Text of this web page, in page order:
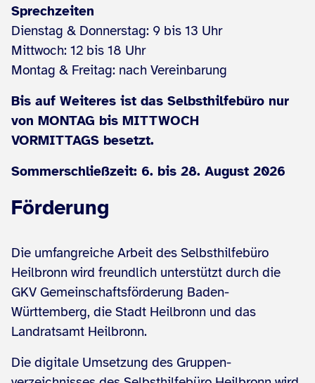
Sprechzeiten
Dienstag & Donnerstag: 9 bis 13 Uhr
Mittwoch: 12 bis 18 Uhr
Montag & Freitag: nach Vereinbarung
Bis auf Weiteres ist das Selbsthilfebüro nur
von MONTAG bis MITTWOCH
VORMITTAGS besetzt.
Sommerschließzeit: 6. bis 28. August 2026
Förderung
Die umfangreiche Arbeit des Selbsthilfebüro
Heilbronn wird freundlich unterstützt durch die
GKV Gemeinschaftsförderung Baden-
Württemberg, die Stadt Heilbronn und das
Landratsamt Heilbronn.
Die digitale Umsetzung des Gruppen­